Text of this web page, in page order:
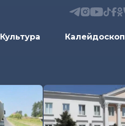
Культура Калейдоскоп